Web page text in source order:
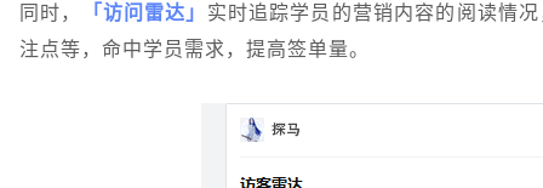
同时， 「访问雷达」 实时追踪学员的营销内容的阅读情
注点等，命中学员需求，提高签单量。